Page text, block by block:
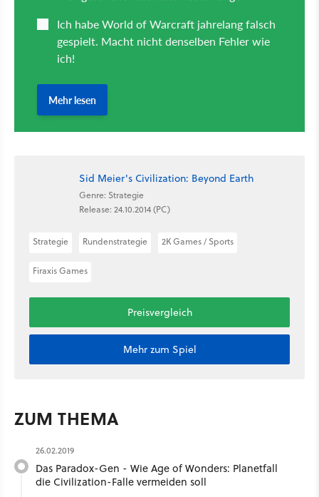
Sid Meier's Civilization: Beyond Earth
Genre: Strategie
Release: 24.10.2014 (PC)
Strategie Rundenstrategie 2K Games / Sports
Firaxis Games
Preisvergleich
Mehr zum Spiel
ZUM THEMA
26.02.2019
Das Paradox-Gen - Wie Age of Wonders: Planetfall
die Civilization-Falle vermeiden soll